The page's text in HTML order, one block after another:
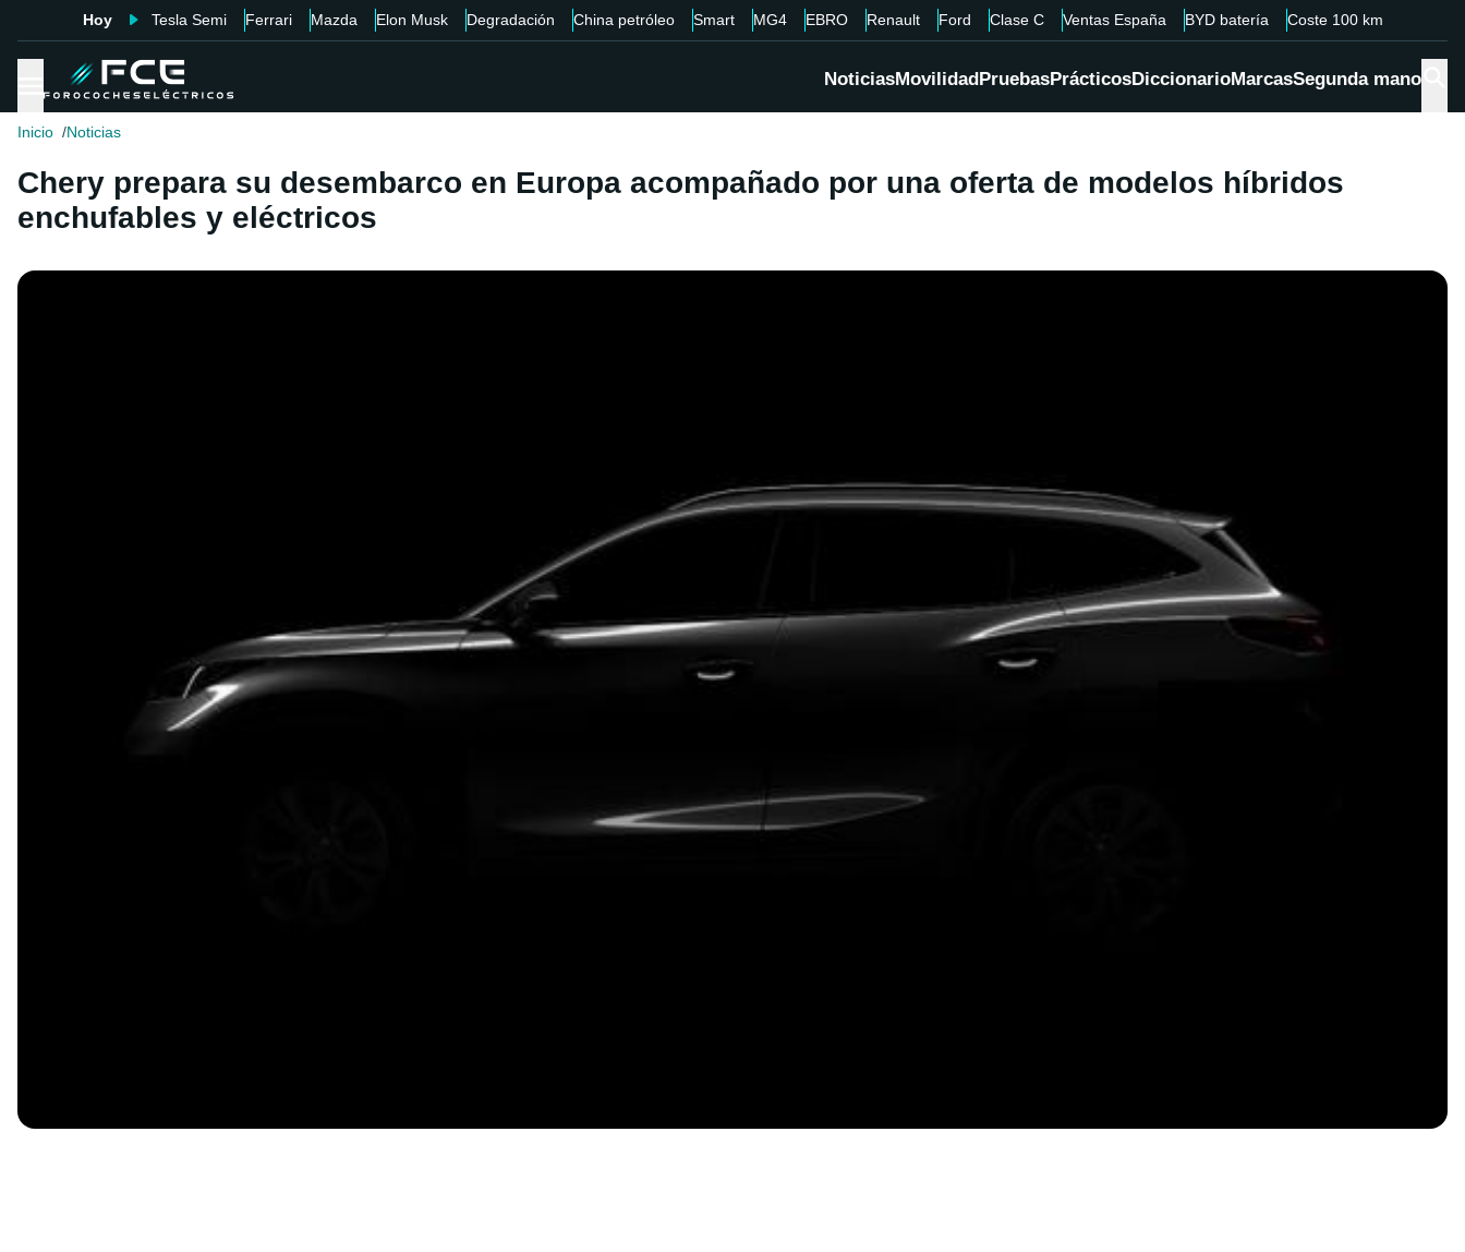
Hoy Tesla Semi Ferrari Mazda Elon Musk Degradación China petróleo Smart MG4 EBRO Renault Ford Clase C Ventas España BYD batería Coste 100 km
NoticiasMovilidadPruebasPrácticosDiccionarioMarcasSegunda mano
Inicio Noticias
Chery prepara su desembarco en Europa acompañado por una oferta de modelos híbridos
enchufables y eléctricos